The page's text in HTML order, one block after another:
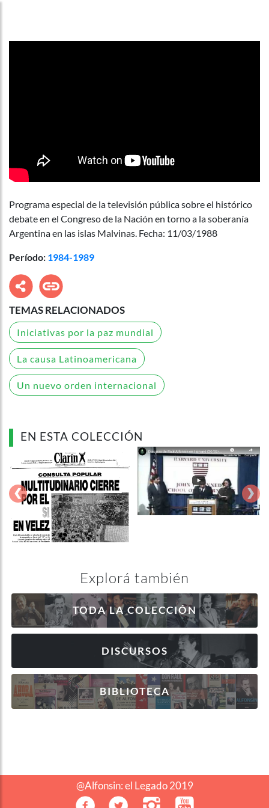
Programa especial de la televisión pública sobre el histórico
debate en el Congreso de la Nación en torno a la soberanía
Argentina en las islas Malvinas. Fecha: 11/03/1988
Período: 1984-1989
TEMAS RELACIONADOS
Iniciativas por la paz mundial
La causa Latinoamericana
Un nuevo orden internacional
EN ESTA COLECCIÓN
‹ ›
Explorá también
TODA LA COLECCIÓN
DISCURSOS
BIBLIOTECA
@Alfonsin: el Legado 2019